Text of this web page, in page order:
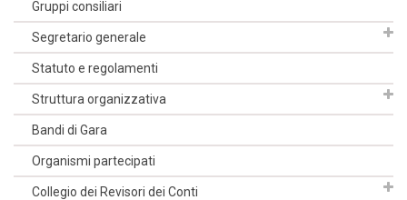
Gruppi consiliari
Segretario generale
Statuto e regolamenti
Struttura organizzativa
Bandi di Gara
Organismi partecipati
Collegio dei Revisori dei Conti